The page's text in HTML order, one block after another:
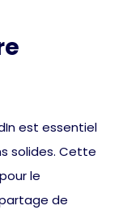
est essentiel
solides. Cette
le
de